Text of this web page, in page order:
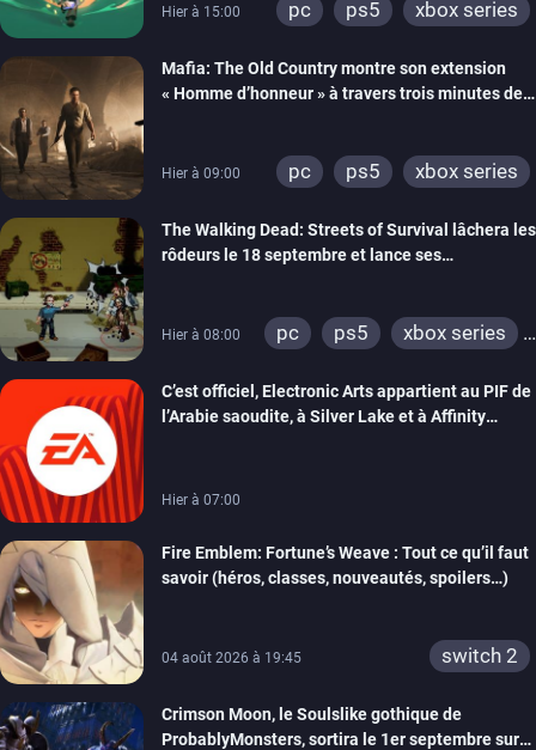
Hier à 15:00 pc ps5 xbox series
Mafia: The Old Country montre son extension
« Homme d’honneur » à travers trois minutes de
Hier à 09:00 pc ps5 xbox series
The Walking Dead: Streets of Survival lâchera les
rôdeurs le 18 septembre et lance ses
Hier à 08:00 pc ps5
xbox series
C’est officiel, Electronic Arts appartient au PIF de
l’Arabie saoudite, à Silver Lake et à Affinity
Hier à 07:00
Fire Emblem: Fortune’s Weave : Tout ce qu’il faut
savoir (héros, classes, nouveautés, spoilers…)
04 août 2026 à 19:45 switch 2
Crimson Moon, le Soulslike gothique de
ProbablyMonsters, sortira le 1er septembre sur